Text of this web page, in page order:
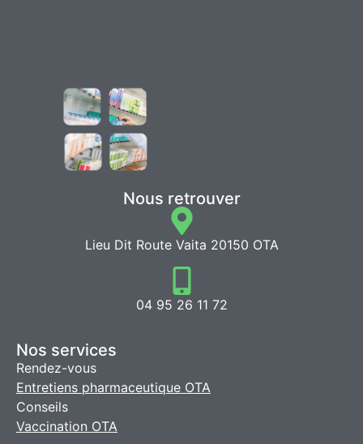
Nous retrouver
Lieu Dit Route Vaita 20150 OTA
04 95 26 11 72
Nos services
Rendez-vous
Entretiens pharmaceutique OTA
Conseils
Vaccination OTA